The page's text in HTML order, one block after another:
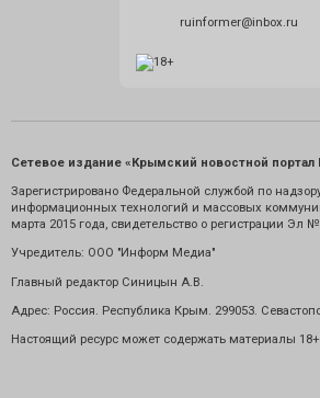
ruinformer@inbox.ru
Сетевое издание «Крымский новостной портал
Зарегистрировано Федеральной службой по
информационных технологий и массовых
марта 2015 года, свидетельство о регистрации Эл
Учредитель: ООО "Информ Медиа"
Главный редактор Синицын А.В.
Адрес: Россия. Республика Крым. 299053.
Настоящий ресурс может содержать материалы 18+